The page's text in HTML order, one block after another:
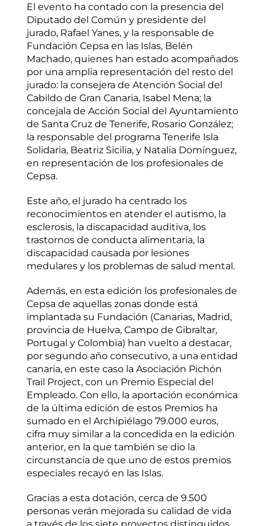
El evento ha contado con la presencia del
Diputado del Común y presidente del
jurado, Rafael Yanes, y la responsable de
Fundación Cepsa en las Islas, Belén
Machado, quienes han estado acompañados
por una amplia representación del resto del
jurado: la consejera de Atención Social del
Cabildo de Gran Canaria, Isabel Mena; la
concejala de Acción Social del Ayuntamiento
de Santa Cruz de Tenerife, Rosario González;
la responsable del programa Tenerife Isla
Solidaria, Beatriz Sicilia, y Natalia Domínguez,
en representación de los profesionales de
Cepsa.
Este año, el jurado ha centrado los
reconocimientos en atender el autismo, la
esclerosis, la discapacidad auditiva, los
trastornos de conducta alimentaria, la
discapacidad causada por lesiones
medulares y los problemas de salud mental.
Además, en esta edición los profesionales de
Cepsa de aquellas zonas donde está
implantada su Fundación (Canarias, Madrid,
provincia de Huelva, Campo de Gibraltar,
Portugal y Colombia) han vuelto a destacar,
por segundo año consecutivo, a una entidad
canaria, en este caso la Asociación Pichón
Trail Project, con un Premio Especial del
Empleado. Con ello, la aportación económica
de la última edición de estos Premios ha
sumado en el Archipiélago 79.000 euros,
cifra muy similar a la concedida en la edición
anterior, en la que también se dio la
circunstancia de que uno de estos premios
especiales recayó en las Islas.
Gracias a esta dotación, cerca de 9.500
personas verán mejorada su calidad de vida